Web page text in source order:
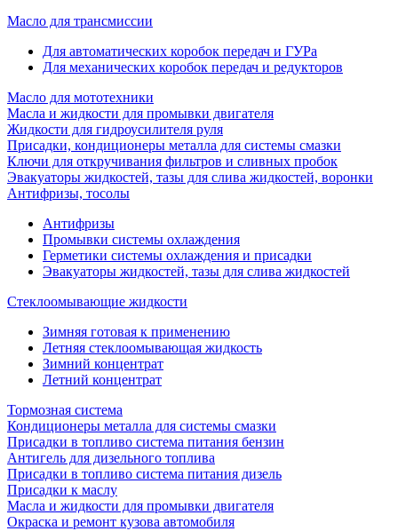
Масло для трансмиссии
Для автоматических коробок передач и ГУРа
Для механических коробок передач и редукторов
Масло для мототехники
Масла и жидкости для промывки двигателя
Жидкости для гидроусилителя руля
Присадки, кондиционеры металла для системы смазки
Ключи для откручивания фильтров и сливных пробок
Эвакуаторы жидкостей, тазы для слива жидкостей, воронки
Антифризы, тосолы
Антифризы
Промывки системы охлаждения
Герметики системы охлаждения и присадки
Эвакуаторы жидкостей, тазы для слива жидкостей
Стеклоомывающие жидкости
Зимняя готовая к применению
Летняя стеклоомывающая жидкость
Зимний концентрат
Летний концентрат
Тормозная система
Кондиционеры металла для системы смазки
Присадки в топливо система питания бензин
Антигель для дизельного топлива
Присадки в топливо система питания дизель
Присадки к маслу
Масла и жидкости для промывки двигателя
Окраска и ремонт кузова автомобиля